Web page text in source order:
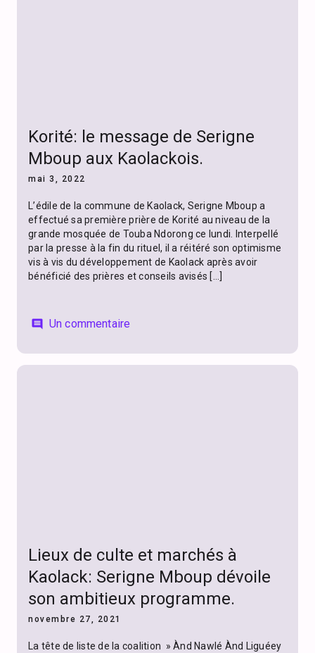
Korité: le message de Serigne
Mboup aux Kaolackois.
mai 3, 2022
L’édile de la commune de Kaolack, Serigne Mboup a
effectué sa première prière de Korité au niveau de la
grande mosquée de Touba Ndorong ce lundi. Interpellé
par la presse à la fin du rituel, il a réitéré son optimisme
vis à vis du développement de Kaolack après avoir
bénéficié des prières et conseils avisés […]
comment Un commentaire
Lieux de culte et marchés à
Kaolack: Serigne Mboup dévoile
son ambitieux programme.
novembre 27, 2021
La tête de liste de la coalition » Ànd Nawlé Ànd Liguéey